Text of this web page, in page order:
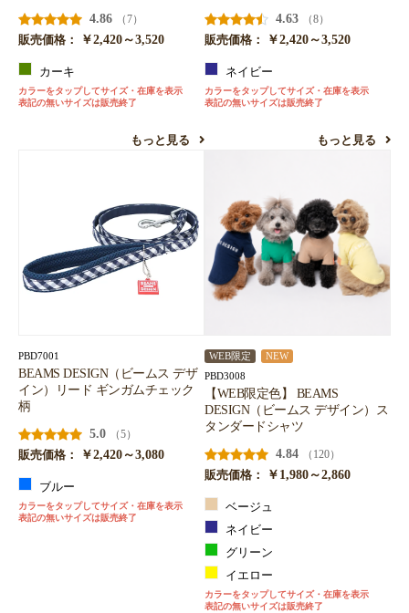
4.86
（7）
販売価格：
￥2,420～3,520
カーキ
カラーをタップしてサイズ・在庫を表示
表記の無いサイズは販売終了
もっと見る
4.63
（8）
販売価格：
￥2,420～3,520
ネイビー
カラーをタップしてサイズ・在庫を表示
表記の無いサイズは販売終了
もっと見る
PBD7001
BEAMS DESIGN（ビームス デザ
イン）リード ギンガムチェック
柄
5.0
（5）
販売価格：
￥2,420～3,080
ブルー
カラーをタップしてサイズ・在庫を表示
表記の無いサイズは販売終了
WEB限定 NEW
PBD3008
【WEB限定色】 BEAMS
DESIGN（ビームス デザイン）ス
タンダードシャツ
4.84
（120）
販売価格：
￥1,980～2,860
ベージュ
ネイビー
グリーン
イエロー
カラーをタップしてサイズ・在庫を表示
表記の無いサイズは販売終了